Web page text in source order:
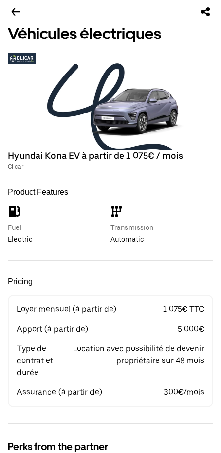
Véhicules électriques
Hyundai Kona EV à partir de 1 075€ / mois
Clicar
Product Features
Fuel
Electric
Transmission
Automatic
Pricing
Loyer mensuel (à partir de) 1 075€ TTC
Apport (à partir de) 5 000€
Type de
contrat et
durée
Location avec possibilité de devenir
propriétaire sur 48 mois
Assurance (à partir de) 300€/mois
Perks from the partner